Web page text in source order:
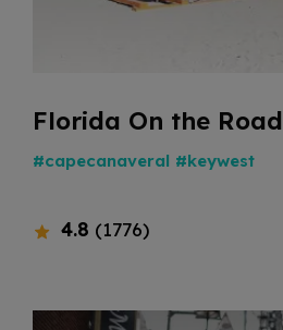
Florida On the Road
#capecanaveral #keywest
4.8 (1776)